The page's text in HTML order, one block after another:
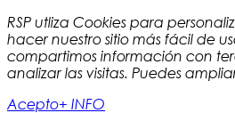
RSP utliza Cookies para
hacer nuestro sitio más fácil de
compartimos información con
analizar las visitas. Puedes
Acepto+ INFO